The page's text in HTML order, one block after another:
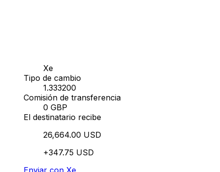
Xe
Tipo de cambio
1.333200
Comisión de transferencia
0 GBP
El destinatario recibe
26,664.00 USD
+347.75 USD